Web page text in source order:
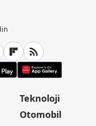
Teknoloji
Otomobil